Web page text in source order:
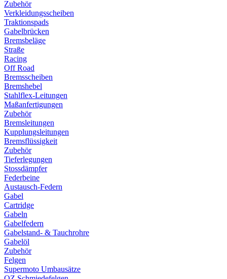
Zubehör
Verkleidungsscheiben
Traktionspads
Gabelbrücken
Bremsbeläge
Straße
Racing
Off Road
Bremsscheiben
Bremshebel
Stahlflex-Leitungen
Maßanfertigungen
Zubehör
Bremsleitungen
Kupplungsleitungen
Bremsflüssigkeit
Zubehör
Tieferlegungen
Stossdämpfer
Federbeine
Austausch-Federn
Gabel
Cartridge
Gabeln
Gabelfedern
Gabelstand- & Tauchrohre
Gabelöl
Zubehör
Felgen
Supermoto Umbausätze